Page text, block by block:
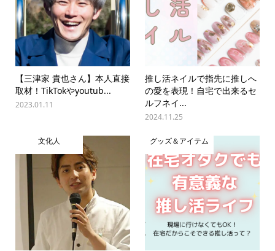
【三津家 貴也さん】本人直接
取材！TikTokやyoutub...
2023.01.11
推し活ネイルで指先に推しへ
の愛を表現！自宅で出来るセ
ルフネイ...
2024.11.25
文化人 グッズ＆アイテム